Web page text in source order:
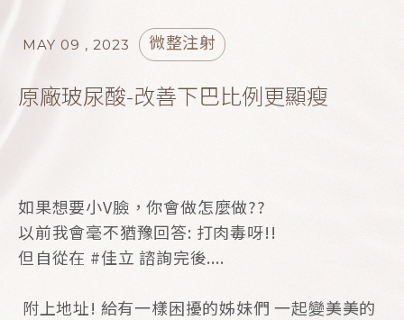
MAY 09 , 2023 微整注射
原廠玻尿酸-改善下巴比例更顯瘦
如果想要小V臉，你會做怎麼做??
以前我會毫不猶豫回答: 打肉毒呀!!
但自從在 #佳立 諮詢完後....
附上地址! 給有一樣困擾的姊妹們 一起變美美的